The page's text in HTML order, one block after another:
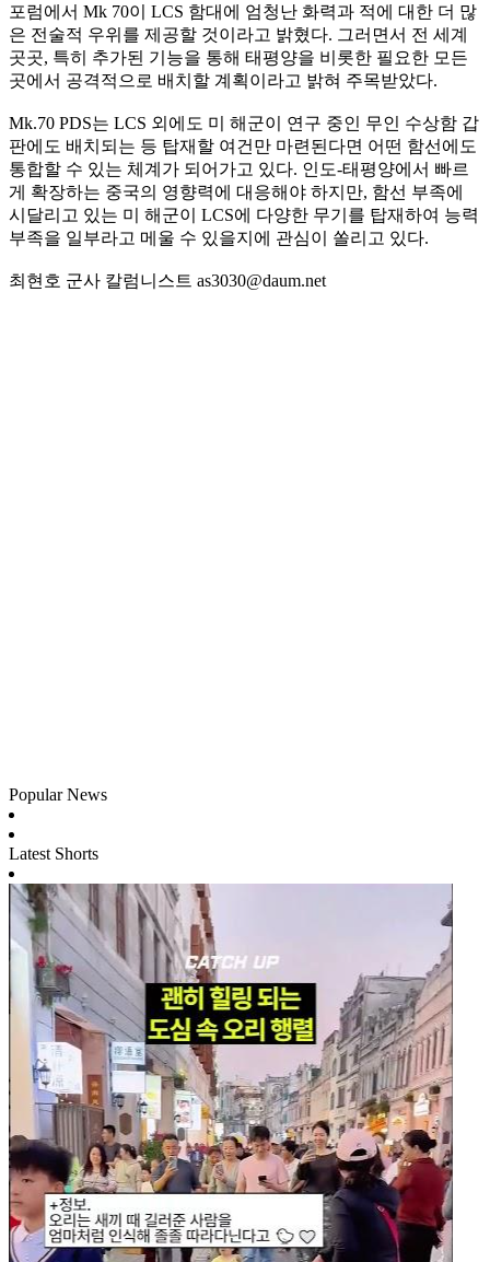
포럼에서 Mk 70이 LCS 함대에 엄청난 화력과 적에 대한 더 많
은 전술적 우위를 제공할 것이라고 밝혔다. 그러면서 전 세계
곳곳, 특히 추가된 기능을 통해 태평양을 비롯한 필요한 모든
곳에서 공격적으로 배치할 계획이라고 밝혀 주목받았다.
Mk.70 PDS는 LCS 외에도 미 해군이 연구 중인 무인 수상함 갑
판에도 배치되는 등 탑재할 여건만 마련된다면 어떤 함선에도
통합할 수 있는 체계가 되어가고 있다. 인도-태평양에서 빠르
게 확장하는 중국의 영향력에 대응해야 하지만, 함선 부족에
시달리고 있는 미 해군이 LCS에 다양한 무기를 탑재하여 능력
부족을 일부라고 메울 수 있을지에 관심이 쏠리고 있다.
최현호 군사 칼럼니스트 as3030@daum.net
Popular News
Latest Shorts